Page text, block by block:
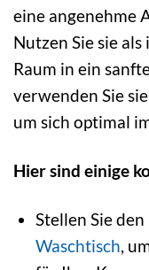
eine angenehme
Nutzen Sie sie
Raum in ein
verwenden Sie
um sich optimal
Hier sind einige
Stellen Sie
Waschtisch,